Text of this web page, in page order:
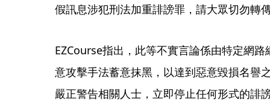
假訊息涉犯刑法加重誹謗罪，請大眾切勿轉
EZCourse指出，此等不實言論係由特定網
意攻擊手法蓄意抹黑，以達到惡意毀損名譽
嚴正警告相關人士，立即停止任何形式的誹